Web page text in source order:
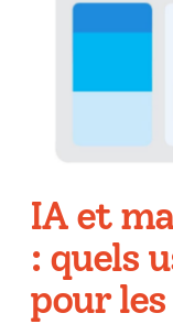
IA et
: quels
pour les